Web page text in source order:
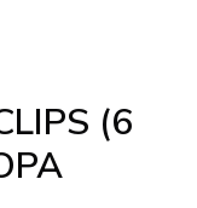
(6